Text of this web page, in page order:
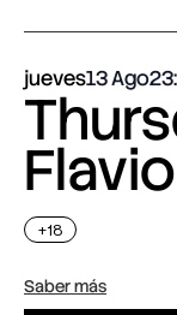
jueves13 Ago
+18
Saber más